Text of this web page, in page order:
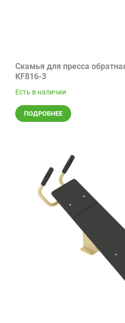
Скамья для пресса
KF816-3
Есть в наличии
ПОДРОБНЕЕ